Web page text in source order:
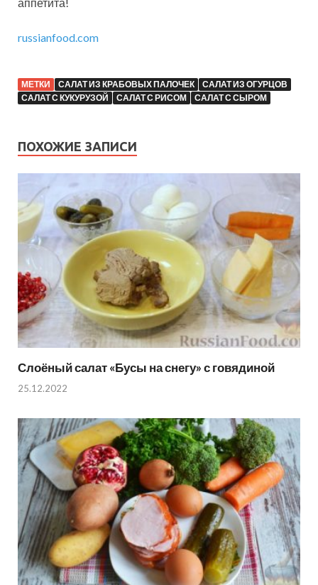
russianfood.com
МЕТКИ САЛАТ ИЗ КРАБОВЫХ ПАЛОЧЕК
САЛАТ ИЗ ОГУРЦОВ
САЛАТ С КУКУРУЗОЙ
САЛАТ С РИСОМ САЛАТ С СЫРОМ
ПОХОЖИЕ ЗАПИСИ
Слоёный салат «Бусы на снегу» с говядиной
25.12.2022